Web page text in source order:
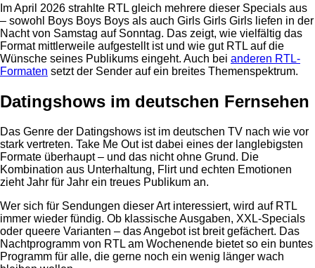
Im April 2026 strahlte RTL gleich mehrere dieser Specials aus
– sowohl Boys Boys Boys als auch Girls Girls Girls liefen in der
Nacht von Samstag auf Sonntag. Das zeigt, wie vielfältig das
Format mittlerweile aufgestellt ist und wie gut RTL auf die
Wünsche seines Publikums eingeht. Auch bei anderen RTL-
Formaten setzt der Sender auf ein breites Themenspektrum.
Datingshows im deutschen Fernsehen
Das Genre der Datingshows ist im deutschen TV nach wie vor
stark vertreten. Take Me Out ist dabei eines der langlebigsten
Formate überhaupt – und das nicht ohne Grund. Die
Kombination aus Unterhaltung, Flirt und echten Emotionen
zieht Jahr für Jahr ein treues Publikum an.
Wer sich für Sendungen dieser Art interessiert, wird auf RTL
immer wieder fündig. Ob klassische Ausgaben, XXL-Specials
oder queere Varianten – das Angebot ist breit gefächert. Das
Nachtprogramm von RTL am Wochenende bietet so ein buntes
Programm für alle, die gerne noch ein wenig länger wach